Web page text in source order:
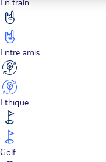
En train
Entre amis
Ethique
Golf